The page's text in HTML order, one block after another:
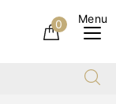
0